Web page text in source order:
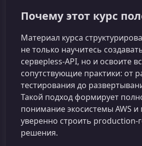
Почему этот курс
Материал курса
не только научитесь
серверless‑API, но и освоите
сопутствующие практики: от
тестирования до
Такой подход формирует
понимание экосистемы AWS и
уверенно строить
решения.